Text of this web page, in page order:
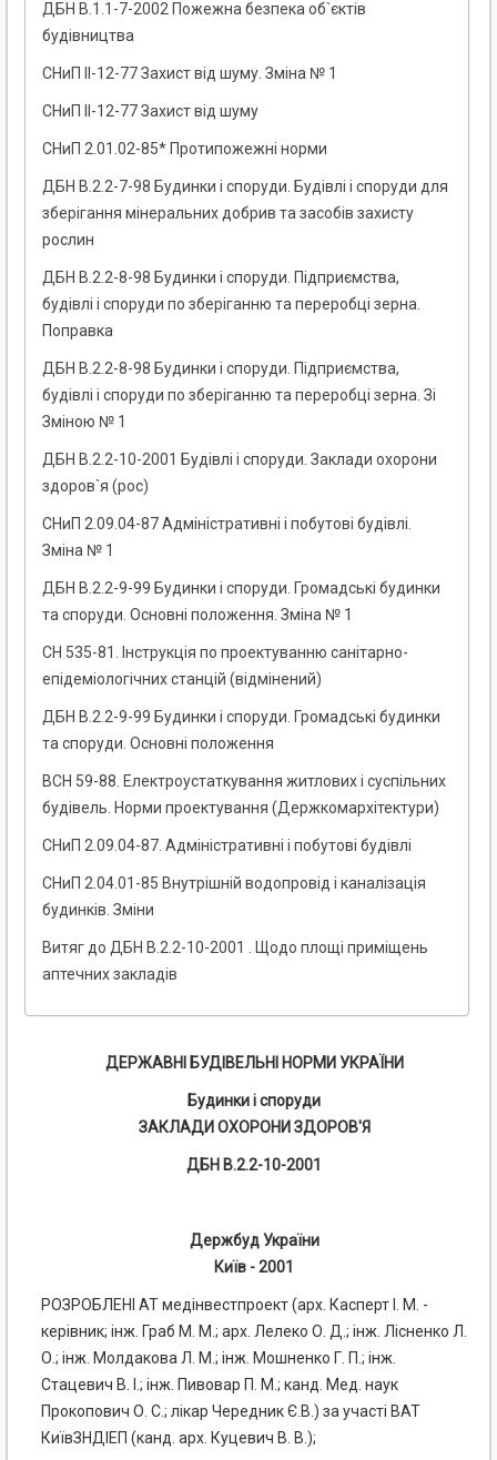
ДБН В.1.1-7-2002 Пожежна безпека об`єктів
будівництва
СНиП II-12-77 Захист від шуму. Зміна № 1
СНиП II-12-77 Захист від шуму
СНиП 2.01.02-85* Протипожежні норми
ДБН В.2.2-7-98 Будинки і споруди. Будівлі і споруди для
зберігання мінеральних добрив та засобів захисту
рослин
ДБН В.2.2-8-98 Будинки і споруди. Підприємства,
будівлі і споруди по зберіганню та переробці зерна.
Поправка
ДБН В.2.2-8-98 Будинки і споруди. Підприємства,
будівлі і споруди по зберіганню та переробці зерна. Зі
Зміною № 1
ДБН В.2.2-10-2001 Будівлі і споруди. Заклади охорони
здоров`я (рос)
СНиП 2.09.04-87 Адміністративні і побутові будівлі.
Зміна № 1
ДБН В.2.2-9-99 Будинки і споруди. Громадські будинки
та споруди. Основні положення. Зміна № 1
СН 535-81. Інструкція по проектуванню санітарно-
епідеміологічних станцій (відмінений)
ДБН В.2.2-9-99 Будинки і споруди. Громадські будинки
та споруди. Основні положення
ВСН 59-88. Електроустаткування житлових і суспільних
будівель. Норми проектування (Держкомархітектури)
СНиП 2.09.04-87. Адміністративні і побутові будівлі
СНиП 2.04.01-85 Внутрішній водопровід і каналізація
будинків. Зміни
Витяг до ДБН В.2.2-10-2001 . Щодо площі приміщень
аптечних закладів
ДЕРЖАВНІ БУДІВЕЛЬНІ НОРМИ УКРАЇНИ
Будинки і споруди
ЗАКЛАДИ ОХОРОНИ ЗДОРОВ'Я
ДБН В.2.2-10-2001
Держбуд України
Київ - 2001
РОЗРОБЛЕНІ AT медінвестпроект (арх. Касперт І. М. -
керівник; інж. Граб М. М.; арх. Лелеко О. Д.; інж. Лісненко Л.
О.; інж. Молдакова Л. М.; інж. Мошненко Г. П.; інж.
Стацевич В. І.; інж. Пивовар П. М.; канд. Мед. наук
Прокопович О. С.; лікар Чередник Є.В.) за участі ВАТ
КиївЗНДІЕП (канд. арх. Куцевич В. В.);